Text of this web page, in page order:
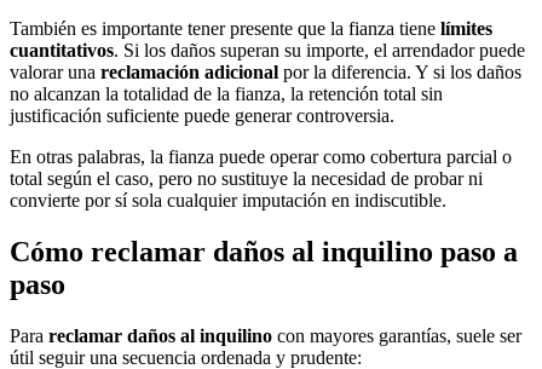
También es importante tener presente que la fianza tiene límites
cuantitativos. Si los daños superan su importe, el arrendador puede
valorar una reclamación adicional por la diferencia. Y si los daños
no alcanzan la totalidad de la fianza, la retención total sin
justificación suficiente puede generar controversia.
En otras palabras, la fianza puede operar como cobertura parcial o
total según el caso, pero no sustituye la necesidad de probar ni
convierte por sí sola cualquier imputación en indiscutible.
Cómo reclamar daños al inquilino paso a
paso
Para reclamar daños al inquilino con mayores garantías, suele ser
útil seguir una secuencia ordenada y prudente: